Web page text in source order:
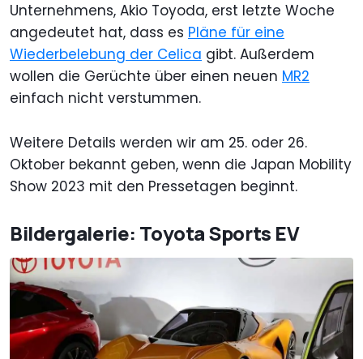
Unternehmens, Akio Toyoda, erst letzte Woche
angedeutet hat, dass es Pläne für eine
Wiederbelebung der Celica gibt. Außerdem
wollen die Gerüchte über einen neuen MR2
einfach nicht verstummen.
Weitere Details werden wir am 25. oder 26.
Oktober bekannt geben, wenn die Japan Mobility
Show 2023 mit den Pressetagen beginnt.
Bildergalerie: Toyota Sports EV